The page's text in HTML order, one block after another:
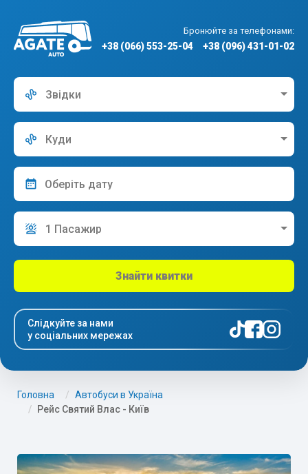
Бронюйте за телефонами:
+38 (066) 553-25-04 +38 (096) 431-01-02
Звідки
Куди
1 Пасажир
Знайти квитки
Слідкуйте за нами
у соціальних мережах
Головна
Автобуси в Україна
Рейс Святий Влас - Київ